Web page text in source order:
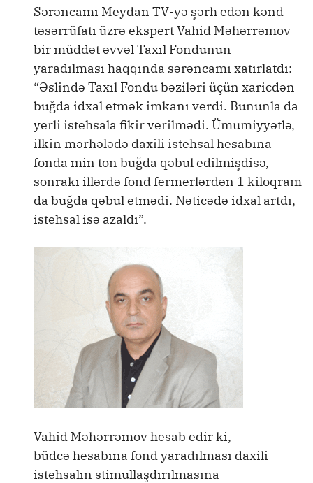
Sərəncamı Meydan TV-yə şərh edən kənd
təsərrüfatı üzrə ekspert Vahid Məhərrəmov
bir müddət əvvəl Taxıl Fondunun
yaradılması haqqında sərəncamı xatırlatdı:
“Əslində Taxıl Fondu bəziləri üçün xaricdən
buğda idxal etmək imkanı verdi. Bununla da
yerli istehsala fikir verilmədi. Ümumiyyətlə,
ilkin mərhələdə daxili istehsal hesabına
fonda min ton buğda qəbul edilmişdisə,
sonrakı illərdə fond fermerlərdən 1 kiloqram
da buğda qəbul etmədi. Nəticədə idxal artdı,
istehsal isə azaldı”.
Vahid Məhərrəmov hesab edir ki,
büdcə hesabına fond yaradılması daxili
istehsalın stimullaşdırılmasına